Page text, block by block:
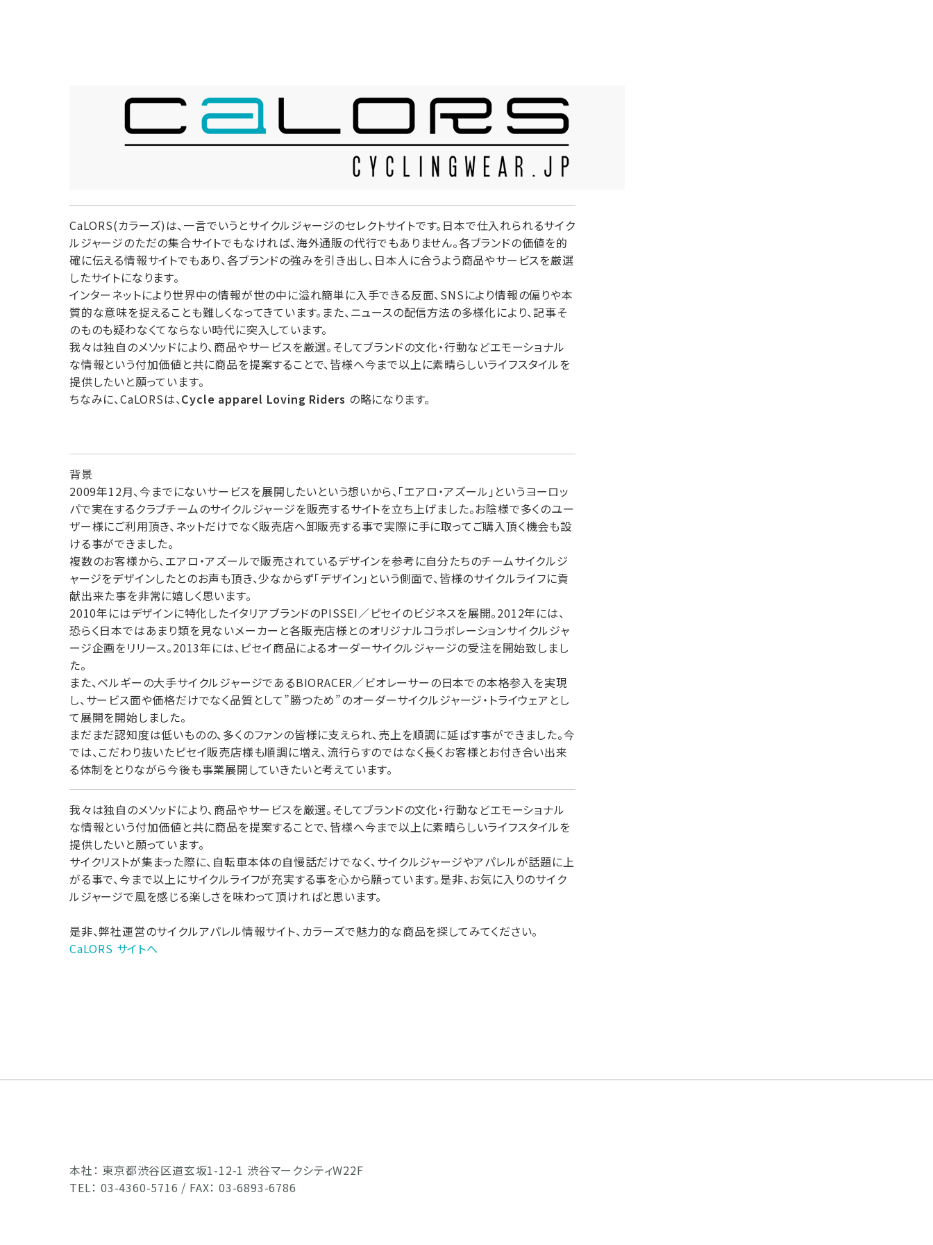
CaLORS(カラーズ)は、一言でいうとサイクルジャージのセレクトサイトです。日本で仕入れられるサイク
ルジャージのただの集合サイトでもなければ、海外通販の代行でもありません。各ブランドの価値を的
確に伝える情報サイトでもあり、各ブランドの強みを引き出し、日本人に合うよう商品やサービスを厳選
したサイトになります。
インターネットにより世界中の情報が世の中に溢れ簡単に入手できる反面、SNSにより情報の偏りや本
質的な意味を捉えることも難しくなってきています。また、ニュースの配信方法の多様化により、記事そ
のものも疑わなくてならない時代に突入しています。
我々は独自のメソッドにより、商品やサービスを厳選。そしてブランドの文化・行動などエモーショナル
な情報という付加価値と共に商品を提案することで、皆様へ今まで以上に素晴らしいライフスタイルを
提供したいと願っています。
ちなみに、CaLORSは、Cycle apparel Loving Riders の略になります。
背景
2009年12月、今までにないサービスを展開したいという想いから、「エアロ・アズール」というヨーロッ
パで実在するクラブチームのサイクルジャージを販売するサイトを立ち上げました。お陰様で多くのユー
ザー様にご利用頂き、ネットだけでなく販売店へ卸販売する事で実際に手に取ってご購入頂く機会も設
ける事ができました。
複数のお客様から、エアロ・アズールで販売されているデザインを参考に自分たちのチームサイクルジ
ャージをデザインしたとのお声も頂き、少なからず「デザイン」という側面で、皆様のサイクルライフに貢
献出来た事を非常に嬉しく思います。
2010年にはデザインに特化したイタリアブランドのPISSEI／ピセイのビジネスを展開。2012年には、
恐らく日本ではあまり類を見ないメーカーと各販売店様とのオリジナルコラボレーションサイクルジャ
ージ企画をリリース。2013年には、ピセイ商品によるオーダーサイクルジャージの受注を開始致しまし
た。
また、ベルギーの大手サイクルジャージであるBIORACER／ビオレーサーの日本での本格参入を実現
し、サービス面や価格だけでなく品質として”勝つため”のオーダーサイクルジャージ・トライウェアとし
て展開を開始しました。
まだまだ認知度は低いものの、多くのファンの皆様に支えられ、売上を順調に延ばす事ができました。今
では、こだわり抜いたピセイ販売店様も順調に増え、流行らすのではなく長くお客様とお付き合い出来
る体制をとりながら今後も事業展開していきたいと考えています。
我々は独自のメソッドにより、商品やサービスを厳選。そしてブランドの文化・行動などエモーショナル
な情報という付加価値と共に商品を提案することで、皆様へ今まで以上に素晴らしいライフスタイルを
提供したいと願っています。
サイクリストが集まった際に、自転車本体の自慢話だけでなく、サイクルジャージやアパレルが話題に上
がる事で、今まで以上にサイクルライフが充実する事を心から願っています。是非、お気に入りのサイク
ルジャージで風を感じる楽しさを味わって頂ければと思います。
是非、弊社運営のサイクルアパレル情報サイト、カラーズで魅力的な商品を探してみてください。
CaLORS サイトへ
本社： 東京都渋谷区道玄坂1-12-1 渋谷マークシティW22F
TEL： 03-4360-5716 / FAX： 03-6893-6786